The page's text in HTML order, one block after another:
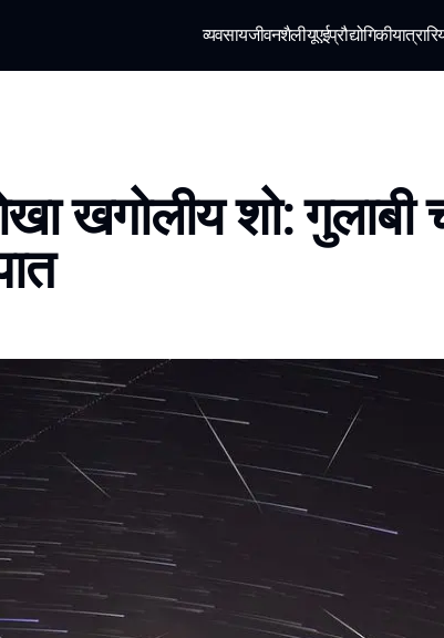
व्यवसायजीवनशैलीयूएईप्रौद्योगिकीयात्रा
खगोलीय शो: गुलाबी